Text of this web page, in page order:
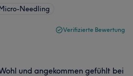
Needling
Verifizierte Bewertung
und angekommen gefühlt bei